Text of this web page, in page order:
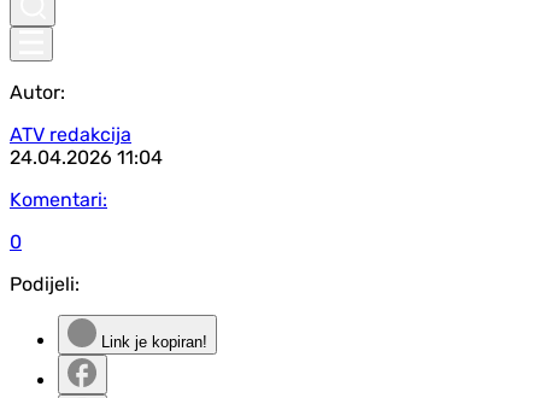
Autor:
ATV redakcija
24.04.2026 11:04
Komentari:
0
Podijeli:
Link je kopiran!